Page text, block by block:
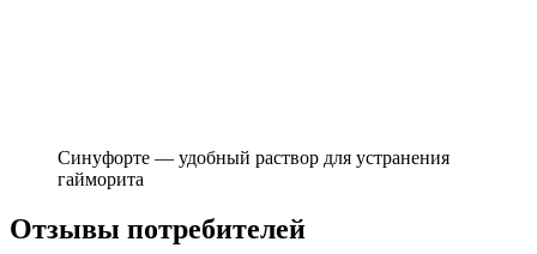
Синуфорте — удобный раствор для устранения
гайморита
Отзывы потребителей